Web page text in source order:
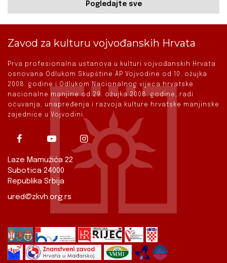
Pogledajte sve
Zavod za kulturu vojvođanskih Hrvata
Prva profesionalna ustanova u kulturi vojvođanskih Hrvata
osnovana Odlukom Skupštine AP Vojvodine od 10. ožujka
2008. godine i Odlukom Nacionalnog vijeća hrvatske
nacionalne manjine od 29. ožujka 2008. godine, radi
očuvanja, unapređenja i razvoja kulture hrvatske manjinske
zajednice u Vojvodini.
Laze Mamužića 22
Subotica 24000
Republika Srbija
ured@zkvh.org.rs